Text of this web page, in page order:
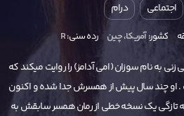
اجتماعی درام
کشور:آمریکا،چین رده سنی:R
به نام سوزان (امی آدامز) را روایت میکند که
او چند سال پیش از همسرش جدا شده و اکنون
تازگی یک نسخه خطی از رمان همسر سابقش به